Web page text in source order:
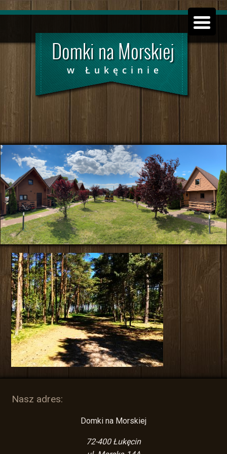
Nasz adres:
Domki na Morskiej
72-400 Łukęcin